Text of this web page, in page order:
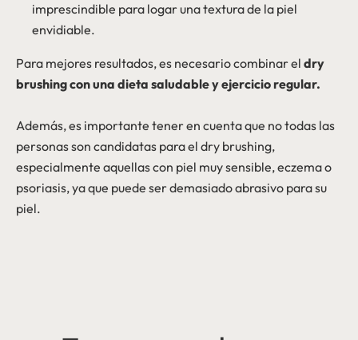
imprescindible para logar una textura de la piel
envidiable.
Para mejores resultados, es necesario combinar el dry
brushing con una dieta saludable y ejercicio regular.
Además, es importante tener en cuenta que no todas las
personas son candidatas para el dry brushing,
especialmente aquellas con piel muy sensible, eczema o
psoriasis, ya que puede ser demasiado abrasivo para su
piel.